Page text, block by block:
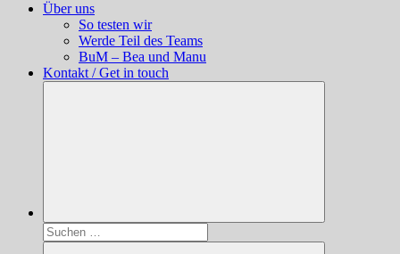
Über uns
So testen wir
Werde Teil des Teams
BuM – Bea und Manu
Kontakt / Get in touch
Suchen
nach: